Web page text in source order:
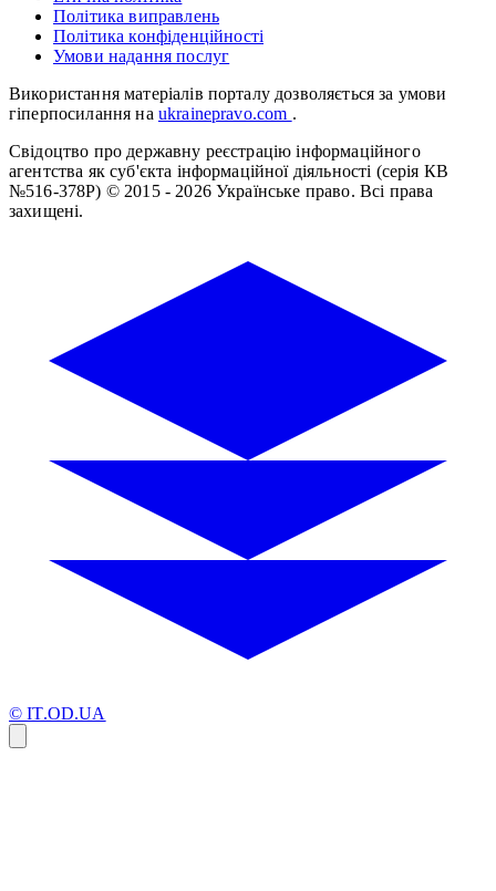
Політика виправлень
Політика конфіденційності
Умови надання послуг
Використання матеріалів порталу дозволяється за умови
гіперпосилання на ukrainepravo.com .
Свідоцтво про державну реєстрацію інформаційного
агентства як суб'єкта інформаційної діяльності (серія КВ
№516-378Р) © 2015 - 2026 Українське право. Всі права
захищені.
© IT.OD.UA